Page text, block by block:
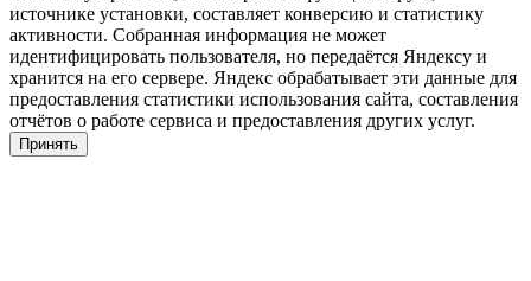
источнике установки, составляет конверсию и статистику
активности. Собранная информация не может
идентифицировать пользователя, но передаётся Яндексу и
хранится на его сервере. Яндекс обрабатывает эти данные для
предоставления статистики использования сайта, составления
отчётов о работе сервиса и предоставления других услуг.
Принять